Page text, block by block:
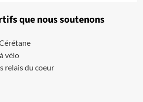
que nous soutenons
vélo
relais du coeur